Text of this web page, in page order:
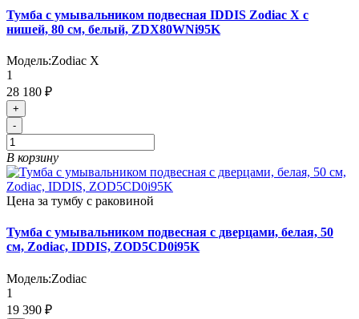
Тумба с умывальником подвесная IDDIS Zodiac X с
нишей, 80 см, белый, ZDX80WNi95K
Модель:Zodiac X
1
28 180 ₽
+
-
В корзину
Цена за тумбу с раковиной
Тумба с умывальником подвесная с дверцами, белая, 50
см, Zodiac, IDDIS, ZOD5CD0i95K
Модель:Zodiac
1
19 390 ₽